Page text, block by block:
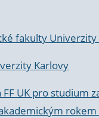
fakulty
Karlovy
UK pro studium